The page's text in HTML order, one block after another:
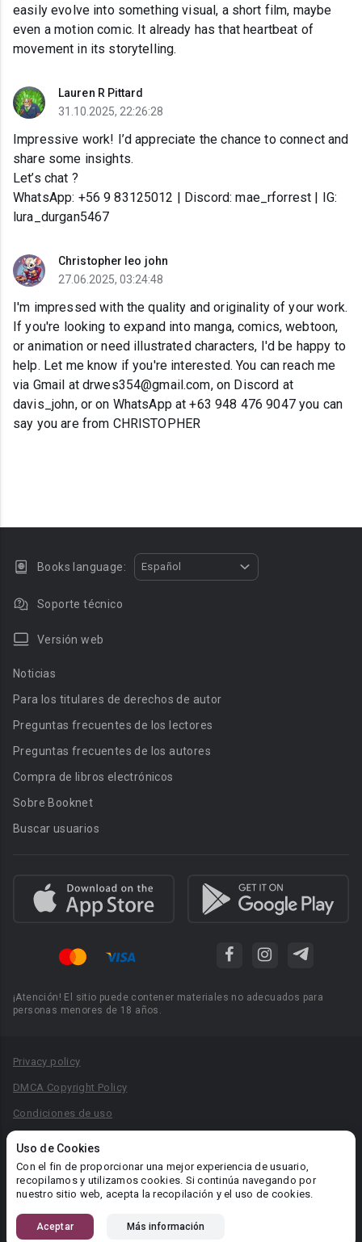
easily evolve into something visual, a short film, maybe
even a motion comic. It already has that heartbeat of
movement in its storytelling.
Lauren R Pittard
31.10.2025, 22:26:28
Impressive work! I’d appreciate the chance to connect and
share some insights.
Let’s chat ?
WhatsApp: +56 9 83125012 | Discord: mae_rforrest | IG:
lura_durgan5467
Christopher leo john
27.06.2025, 03:24:48
I'm impressed with the quality and originality of your work.
If you're looking to expand into manga, comics, webtoon,
or animation or need illustrated characters, I'd be happy to
help. Let me know if you're interested. You can reach me
via Gmail at drwes354@gmail.com, on Discord at
davis_john, or on WhatsApp at +63 948 476 9047 you can
say you are from CHRISTOPHER
Uso de Cookies
Con el fin de proporcionar una mejor experiencia de usuario,
recopilamos y utilizamos cookies. Si continúa navegando por
nuestro sitio web, acepta la recopilación y el uso de cookies.
Aceptar Más información
Books language: Español
Soporte técnico
Versión web
Noticias
Para los titulares de derechos de autor
Preguntas frecuentes de los lectores
Preguntas frecuentes de los autores
Compra de libros electrónicos
Sobre Booknet
Buscar usuarios
¡Atención! El sitio puede contener materiales no adecuados para
personas menores de 18 años.
Privacy policy
DMCA Copyright Policy
Condiciones de uso
Reglas para la publicación de libros
Área RR.PP.: pr@booknet.com
© 2026 Booknet. Todos los derechos reservados.